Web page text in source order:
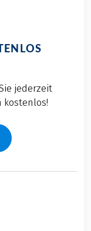
jederzeit
kostenlos!